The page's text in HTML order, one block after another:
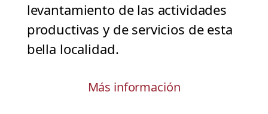
levantamiento de las actividades
productivas y de servicios de esta
bella localidad.
Más información